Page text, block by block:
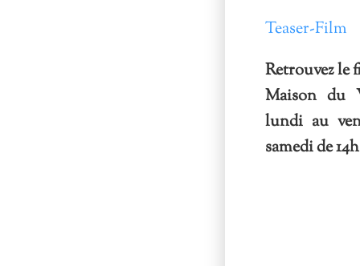
Teaser-Film
Retrouvez le
Maison du
lundi au
samedi de